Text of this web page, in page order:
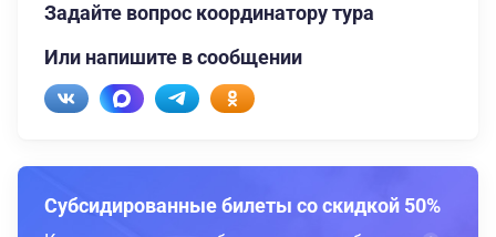
Задайте вопрос координатору тура
Или напишите в сообщении
Субсидированные билеты со скидкой 50%